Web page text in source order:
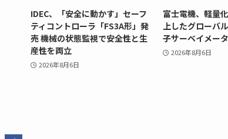
IDEC、「安全に動かす」セーフ
ティコントローラ「FS3A形」発
売 機械の状態監視で安全性と生
産性を両立
2026年8月6日
富士電機、軽量
上したグローバ
子サーベイメー
2026年8月6日